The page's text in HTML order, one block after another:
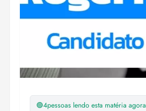
🟢4pessoas lendo esta matéria agora